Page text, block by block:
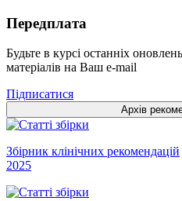
Передплата
Будьте в курсі останніх
матеріалів на Ваш e-mail
Підписатися
Збірник клінічних рекомендацій
2025